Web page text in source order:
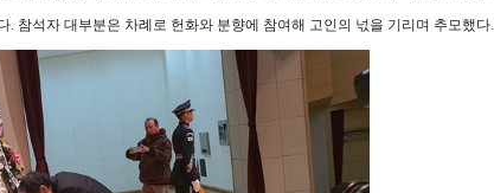
참석자 대부분은 차례로 헌화와 분향에 참여해 고인의 넋을 기리며 추모했다.